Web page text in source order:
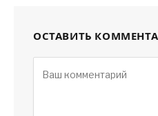
ОСТАВИТЬ